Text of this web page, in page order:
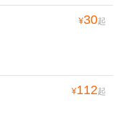
¥30起
¥112起